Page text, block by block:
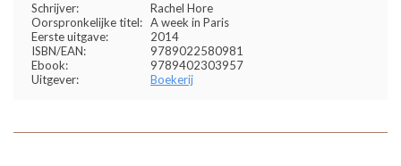
Schrijver:
Rachel Hore
Oorspronkelijke titel: A week in Paris
Eerste uitgave:
2014
ISBN/EAN:
9789022580981
Ebook:
9789402303957
Uitgever:
Boekerij